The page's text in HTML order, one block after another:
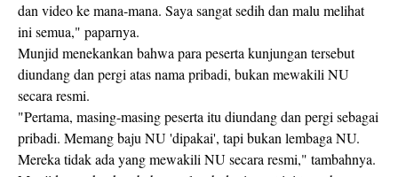
dan video ke mana-mana. Saya sangat sedih dan malu melihat
ini semua," paparnya.
Munjid menekankan bahwa para peserta kunjungan tersebut
diundang dan pergi atas nama pribadi, bukan mewakili NU
secara resmi.
"Pertama, masing-masing peserta itu diundang dan pergi sebagai
pribadi. Memang baju NU 'dipakai', tapi bukan lembaga NU.
Mereka tidak ada yang mewakili NU secara resmi," tambahnya.